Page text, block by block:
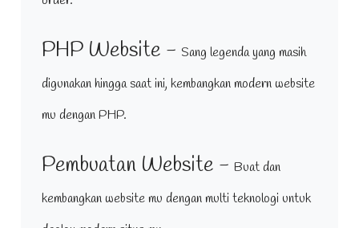
PHP Website - Sang legenda yang masih
digunakan hingga saat ini, kembangkan modern website
mu dengan PHP.
Pembuatan Website - Buat dan
kembangkan website mu dengan multi teknologi untuk